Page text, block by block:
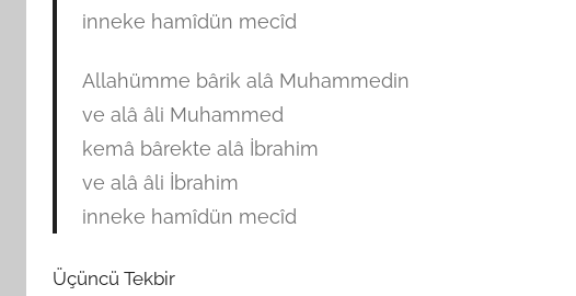
inneke hamîdün mecîd
Allahümme bârik alâ Muhammedin
ve alâ âli Muhammed
kemâ bârekte alâ İbrahim
ve alâ âli İbrahim
inneke hamîdün mecîd
Üçüncü Tekbir